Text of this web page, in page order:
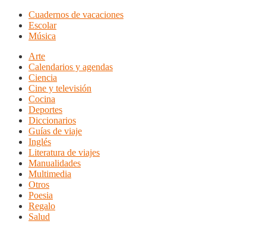
Cuadernos de vacaciones
Escolar
Música
Arte
Calendarios y agendas
Ciencia
Cine y televisión
Cocina
Deportes
Diccionarios
Guías de viaje
Inglés
Literatura de viajes
Manualidades
Multimedia
Otros
Poesia
Regalo
Salud